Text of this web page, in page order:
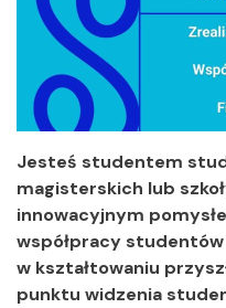
Jesteś studentem
magisterskich lub
innowacyjnym
współpracy
w kształtowaniu
punktu widzenia